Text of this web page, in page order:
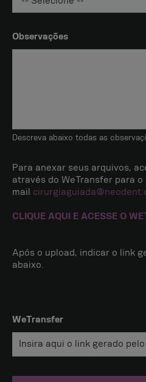
Observações
Descreva abaixo todas as
Para anexar seus arquivos,
através do WeTransfer para o
mail
CLIQUE AQUI E ACESSE O
Após o upload, indicar o link
abaixo.
WeTransfer